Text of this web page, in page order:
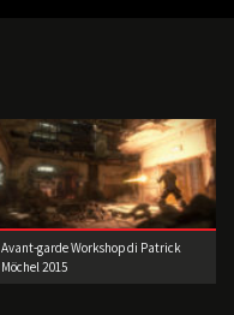
Avant-garde Workshop di Patrick
Möchel 2015